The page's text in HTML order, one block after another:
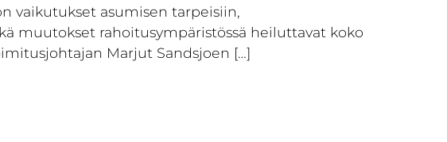
vaikutukset asumisen tarpeisiin,
muutokset rahoitusympäristössä heiluttavat koko
Marjut Sandsjoen […]